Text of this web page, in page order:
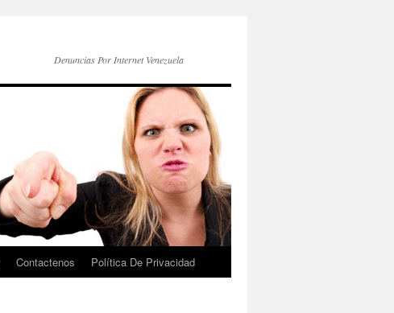
Denuncias Por Internet Venezuela
Contactenos Política De Privacidad